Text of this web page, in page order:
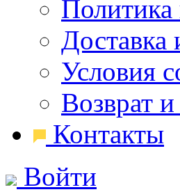
Доставка
Условия
Возврат
Контакты
Войти